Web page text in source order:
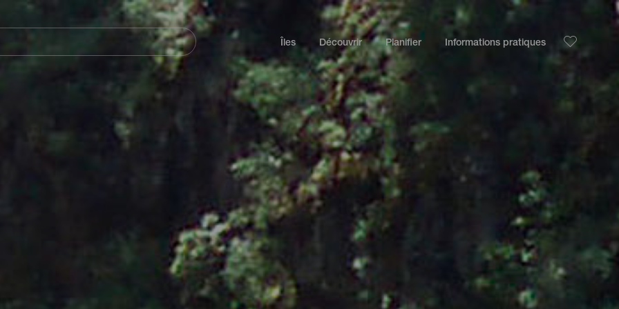
Navegación
Îles Découvrir Planifier Informations pratiques